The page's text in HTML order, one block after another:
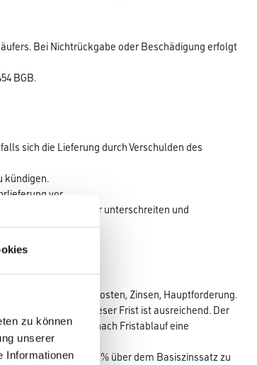
zu können
unserer
Informationen
Bei Nichtrückgabe oder Beschädigung erfolgt
BGB.
sich die Lieferung durch Verschulden des
kündigen.
vor.
10 % zu über- oder unterschreiten und
der Reihenfolge: Kosten, Zinsen, Hauptforderung.
innerhalb dieser Frist ist ausreichend. Der
Käufer kann auch nach Fristablauf eine
in Höhe von 9 % über dem Basiszinssatz zu